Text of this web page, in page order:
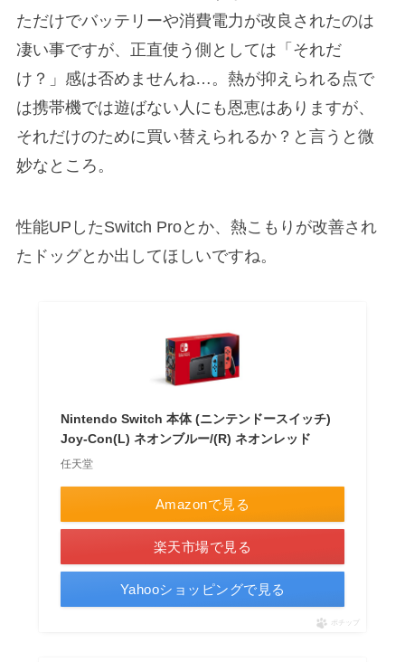
ただけでバッテリーや消費電力が改良されたのは
凄い事ですが、正直使う側としては「それだ
け？」感は否めませんね…。熱が抑えられる点で
は携帯機では遊ばない人にも恩恵はありますが、
それだけのために買い替えられるか？と言うと微
妙なところ。
性能UPしたSwitch Proとか、熱こもりが改善され
たドッグとか出してほしいですね。
Nintendo Switch 本体 (ニンテンドースイッチ)
Joy-Con(L) ネオンブルー/(R) ネオンレッド
任天堂
Amazonで見る
楽天市場で見る
Yahooショッピングで見る
ポチップ